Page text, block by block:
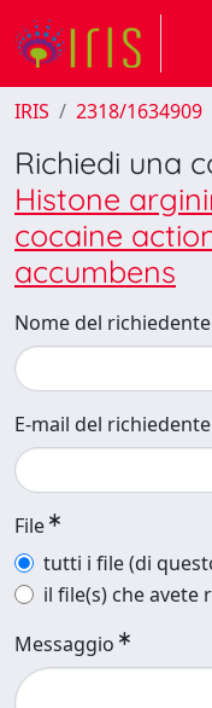
IRIS 2318/1634909
Richiedi una
Histone
cocaine
accumbens
Nome del richiedente
E-mail del richiedente
File
tutti i file (di
il file(s) che avete
Messaggio